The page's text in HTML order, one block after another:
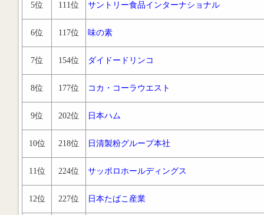
5位 111位 サントリー食品インターナショナル
6位 117位 味の素
7位 154位 ダイドードリンコ
8位 177位 コカ・コーラウエスト
9位 202位 日本ハム
10位 218位 日清製粉グループ本社
11位 224位 サッポロホールディングス
12位 227位 日本たばこ産業